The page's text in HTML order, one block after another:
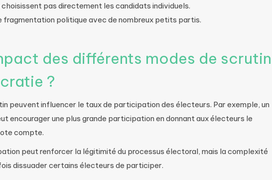
pas directement les candidats individuels.
fragmentation politique avec de nombreux petits partis.
des différents modes de scrutin
?
peuvent influencer le taux de participation des électeurs. Par exemple, un
encourager une plus grande participation en donnant aux électeurs le
compte.
peut renforcer la légitimité du processus électoral, mais la complexité
dissuader certains électeurs de participer.